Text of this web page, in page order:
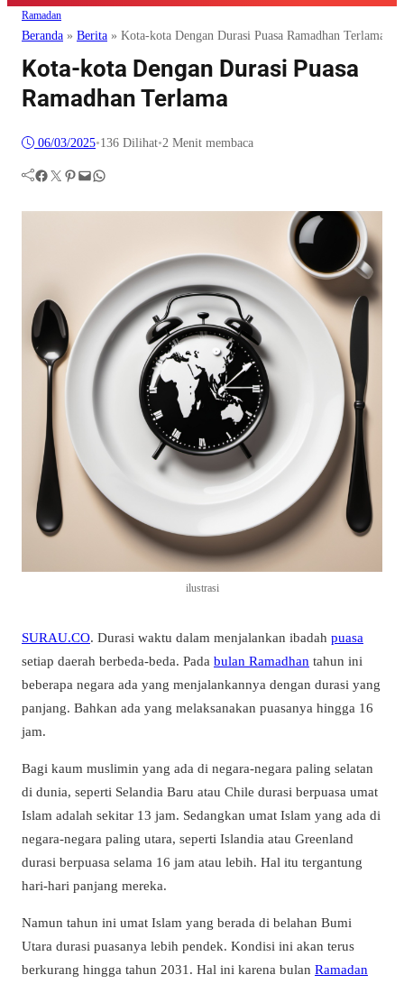
Ramadan
Beranda » Berita » Kota-kota Dengan Durasi Puasa Ramadhan Terlama
Kota-kota Dengan Durasi Puasa
Ramadhan Terlama
06/03/2025•136 Dilihat•2 Menit membaca
Facebook Twitter Pinterest Mail WhatsApp
ilustrasi
SURAU.CO. Durasi waktu dalam menjalankan ibadah puasa
setiap daerah berbeda-beda. Pada bulan Ramadhan tahun ini
beberapa negara ada yang menjalankannya dengan durasi yang
panjang. Bahkan ada yang melaksanakan puasanya hingga 16
jam.
Bagi kaum muslimin yang ada di negara-negara paling selatan
di dunia, seperti Selandia Baru atau Chile durasi berpuasa umat
Islam adalah sekitar 13 jam. Sedangkan umat Islam yang ada di
negara-negara paling utara, seperti Islandia atau Greenland
durasi berpuasa selama 16 jam atau lebih. Hal itu tergantung
hari-hari panjang mereka.
Namun tahun ini umat Islam yang berada di belahan Bumi
Utara durasi puasanya lebih pendek. Kondisi ini akan terus
berkurang hingga tahun 2031. Hal ini karena bulan Ramadan